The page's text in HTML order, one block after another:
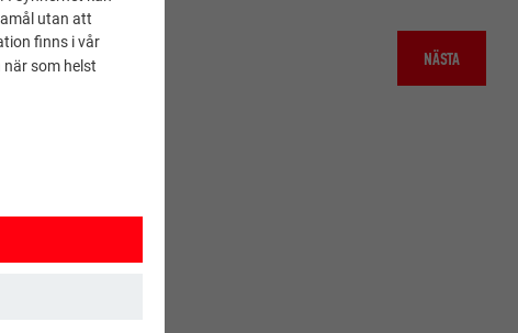
NÄSTA
utan att
finns i vår
när som helst